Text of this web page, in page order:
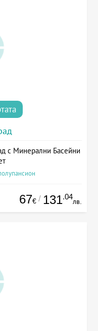
с Минерални Басейни
67€ / 131.04
лв.